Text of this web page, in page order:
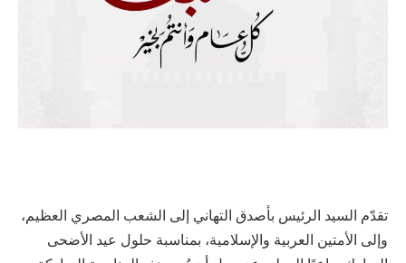
تقدّم السيد الرئيس بأصدق التهاني إلى الشعب المصري العظيم،
وإلى الأمتين العربية والإسلامية، بمناسبة حلول عيد الأضحى